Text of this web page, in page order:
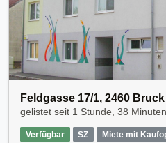
Feldgasse 17/1, 2460
gelistet seit 1 Stunde, 38 Minuten
Verfügbar SZ Miete mit